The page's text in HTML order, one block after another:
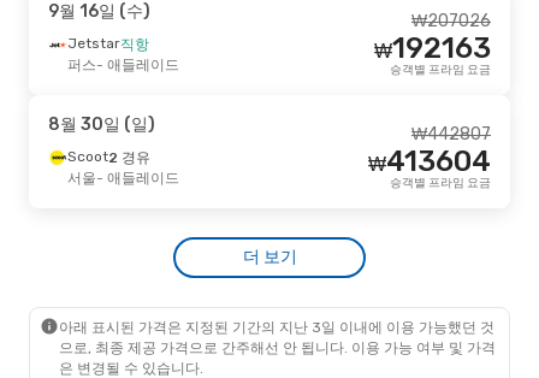
8월 31일 (월)
Jetstar 2 경유
918696
승객별 프라임 요금
- 애들레이드
2 경유
1049413
996695
승객별 프라임 요금
9월 16일 (수)
Jetstar직항
퍼스- 애들레이드
207026
₩
192163
₩
승객별 프라임 요금
8월 30일 (일)
Scoot2 경유
서울- 애들레이드
442807
₩
413604
₩
승객별 프라임 요금
더 보기
아래 표시된 가격은 지정된 기간의 지난 3일 이내에 이용 가능했던 것
으로, 최종 제공 가격으로 간주해선 안 됩니다. 이용 가능 여부 및 가격
은 변경될 수 있습니다.